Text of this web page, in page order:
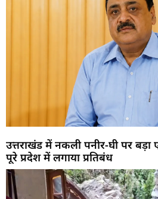
उत्तराखंड में नकली पनीर-घी पर
पूरे प्रदेश में लगाया प्रतिबंध